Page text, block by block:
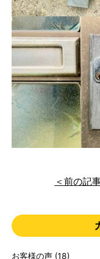
＜前の記
お客様の声 (18)